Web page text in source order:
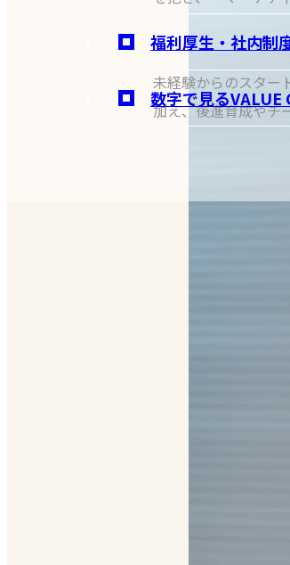
福利厚生・社内制
数字で見るVALUE
未経験からのスター
加え、後進育成やチ